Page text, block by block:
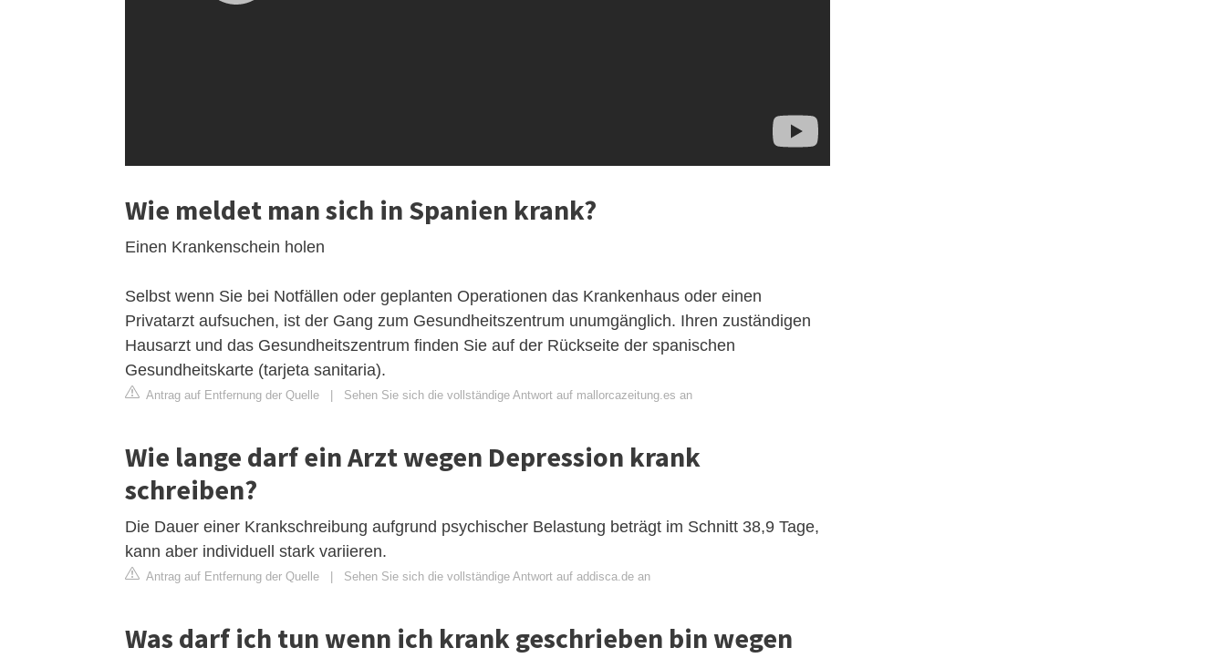
Wie meldet man sich in Spanien krank?
Einen Krankenschein holen
Selbst wenn Sie bei Notfällen oder geplanten Operationen das Krankenhaus oder einen
Privatarzt aufsuchen, ist der Gang zum Gesundheitszentrum unumgänglich. Ihren zuständigen
Hausarzt und das Gesundheitszentrum finden Sie auf der Rückseite der spanischen
Gesundheitskarte (tarjeta sanitaria).
Antrag auf Entfernung der Quelle | Sehen Sie sich die vollständige Antwort auf mallorcazeitung.es an
Wie lange darf ein Arzt wegen Depression krank
schreiben?
Die Dauer einer Krankschreibung aufgrund psychischer Belastung beträgt im Schnitt 38,9 Tage,
kann aber individuell stark variieren.
Antrag auf Entfernung der Quelle | Sehen Sie sich die vollständige Antwort auf addisca.de an
Was darf ich tun wenn ich krank geschrieben bin wegen